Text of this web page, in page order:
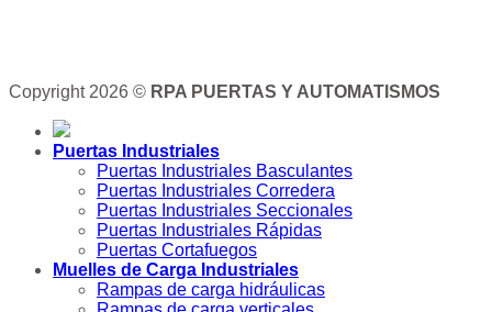
Copyright 2026 © RPA PUERTAS Y AUTOMATISMOS
Puertas Industriales
Puertas Industriales Basculantes
Puertas Industriales Corredera
Puertas Industriales Seccionales
Puertas Industriales Rápidas
Puertas Cortafuegos
Muelles de Carga Industriales
Rampas de carga hidráulicas